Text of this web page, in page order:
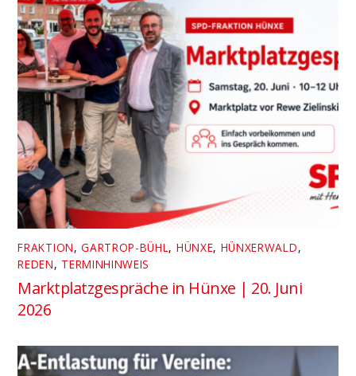
FRAKTION,GARTROP-BÜHL, HÜNXE, HÜNXERWALD,
REDEN, TERMINHINWEIS
Marktplatzgespräche in Hünxe | 20. Juni
2026